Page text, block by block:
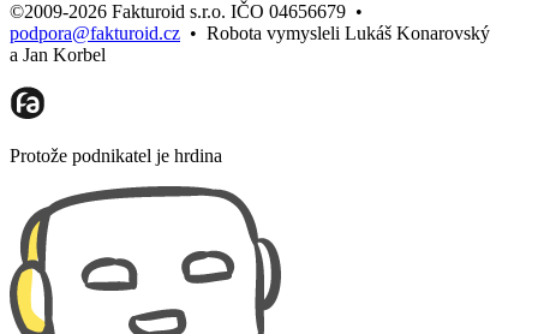
©2009-2026 Fakturoid s.r.o. IČO 04656679 •
podpora@fakturoid.cz • Robota vymysleli Lukáš Konarovský
a Jan Korbel
Protože podnikatel je hrdina